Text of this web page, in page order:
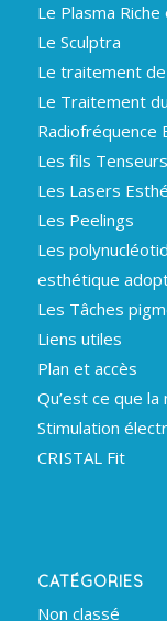
Le Plasma
Le Sculptra
Le traitement de
Le Traitement
Radiofréquence
Les fils Tenseurs
Les Lasers
Les Peelings
Les
esthétique
Les Tâches
Liens utiles
Plan et accès
Qu’est ce que
Stimulation
CRISTAL Fit
CATÉGORIES
Non classé